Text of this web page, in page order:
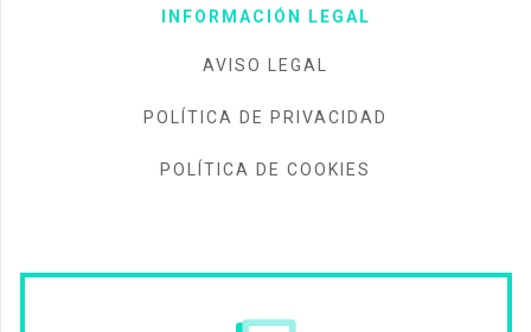
INFORMACIÓN LEGAL
AVISO LEGAL
POLÍTICA DE PRIVACIDAD
POLÍTICA DE COOKIES